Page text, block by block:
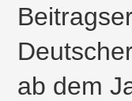
ab dem